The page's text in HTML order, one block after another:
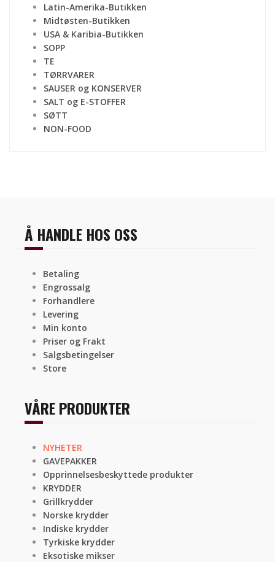
Latin-Amerika-Butikken
Midtøsten-Butikken
USA & Karibia-Butikken
SOPP
TE
TØRRVARER
SAUSER og KONSERVER
SALT og E-STOFFER
SØTT
NON-FOOD
Å HANDLE HOS OSS
Betaling
Engrossalg
Forhandlere
Levering
Min konto
Priser og Frakt
Salgsbetingelser
Store
VÅRE PRODUKTER
NYHETER
GAVEPAKKER
Opprinnelsesbeskyttede produkter
KRYDDER
Grillkrydder
Norske krydder
Indiske krydder
Tyrkiske krydder
Eksotiske mikser